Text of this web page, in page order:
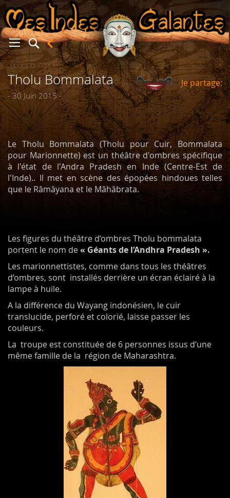
Tholu Bommalata
- 30 Juin 2015 -
Je partage:
Le Tholu Bommalata (Tholu pour Cuir, Bommalata
pour Marionnette) est un théâtre d'ombres spécifique
à l'état de l'Andra Pradesh en Inde (Centre-Est de
l'Inde).. Il met en scène des épopées hindoues telles
que le Râmâyana et le Mâhâbrata.
Les figures du théâtre d’ombres Tholu bommalata
portent le nom de« Géants de l’Andhra Pradesh ».
Les marionnettistes, comme dans tous les théâtres
d’ombres, sont installés derrière un écran éclairé à la
lampe à huile.
A la différence du Wayang indonésien, le cuir
translucide, perforé et colorié, laisse passer les
couleurs.
La troupe est constituée de 6 personnes issus d’une
même famille de la région de Maharashtra.